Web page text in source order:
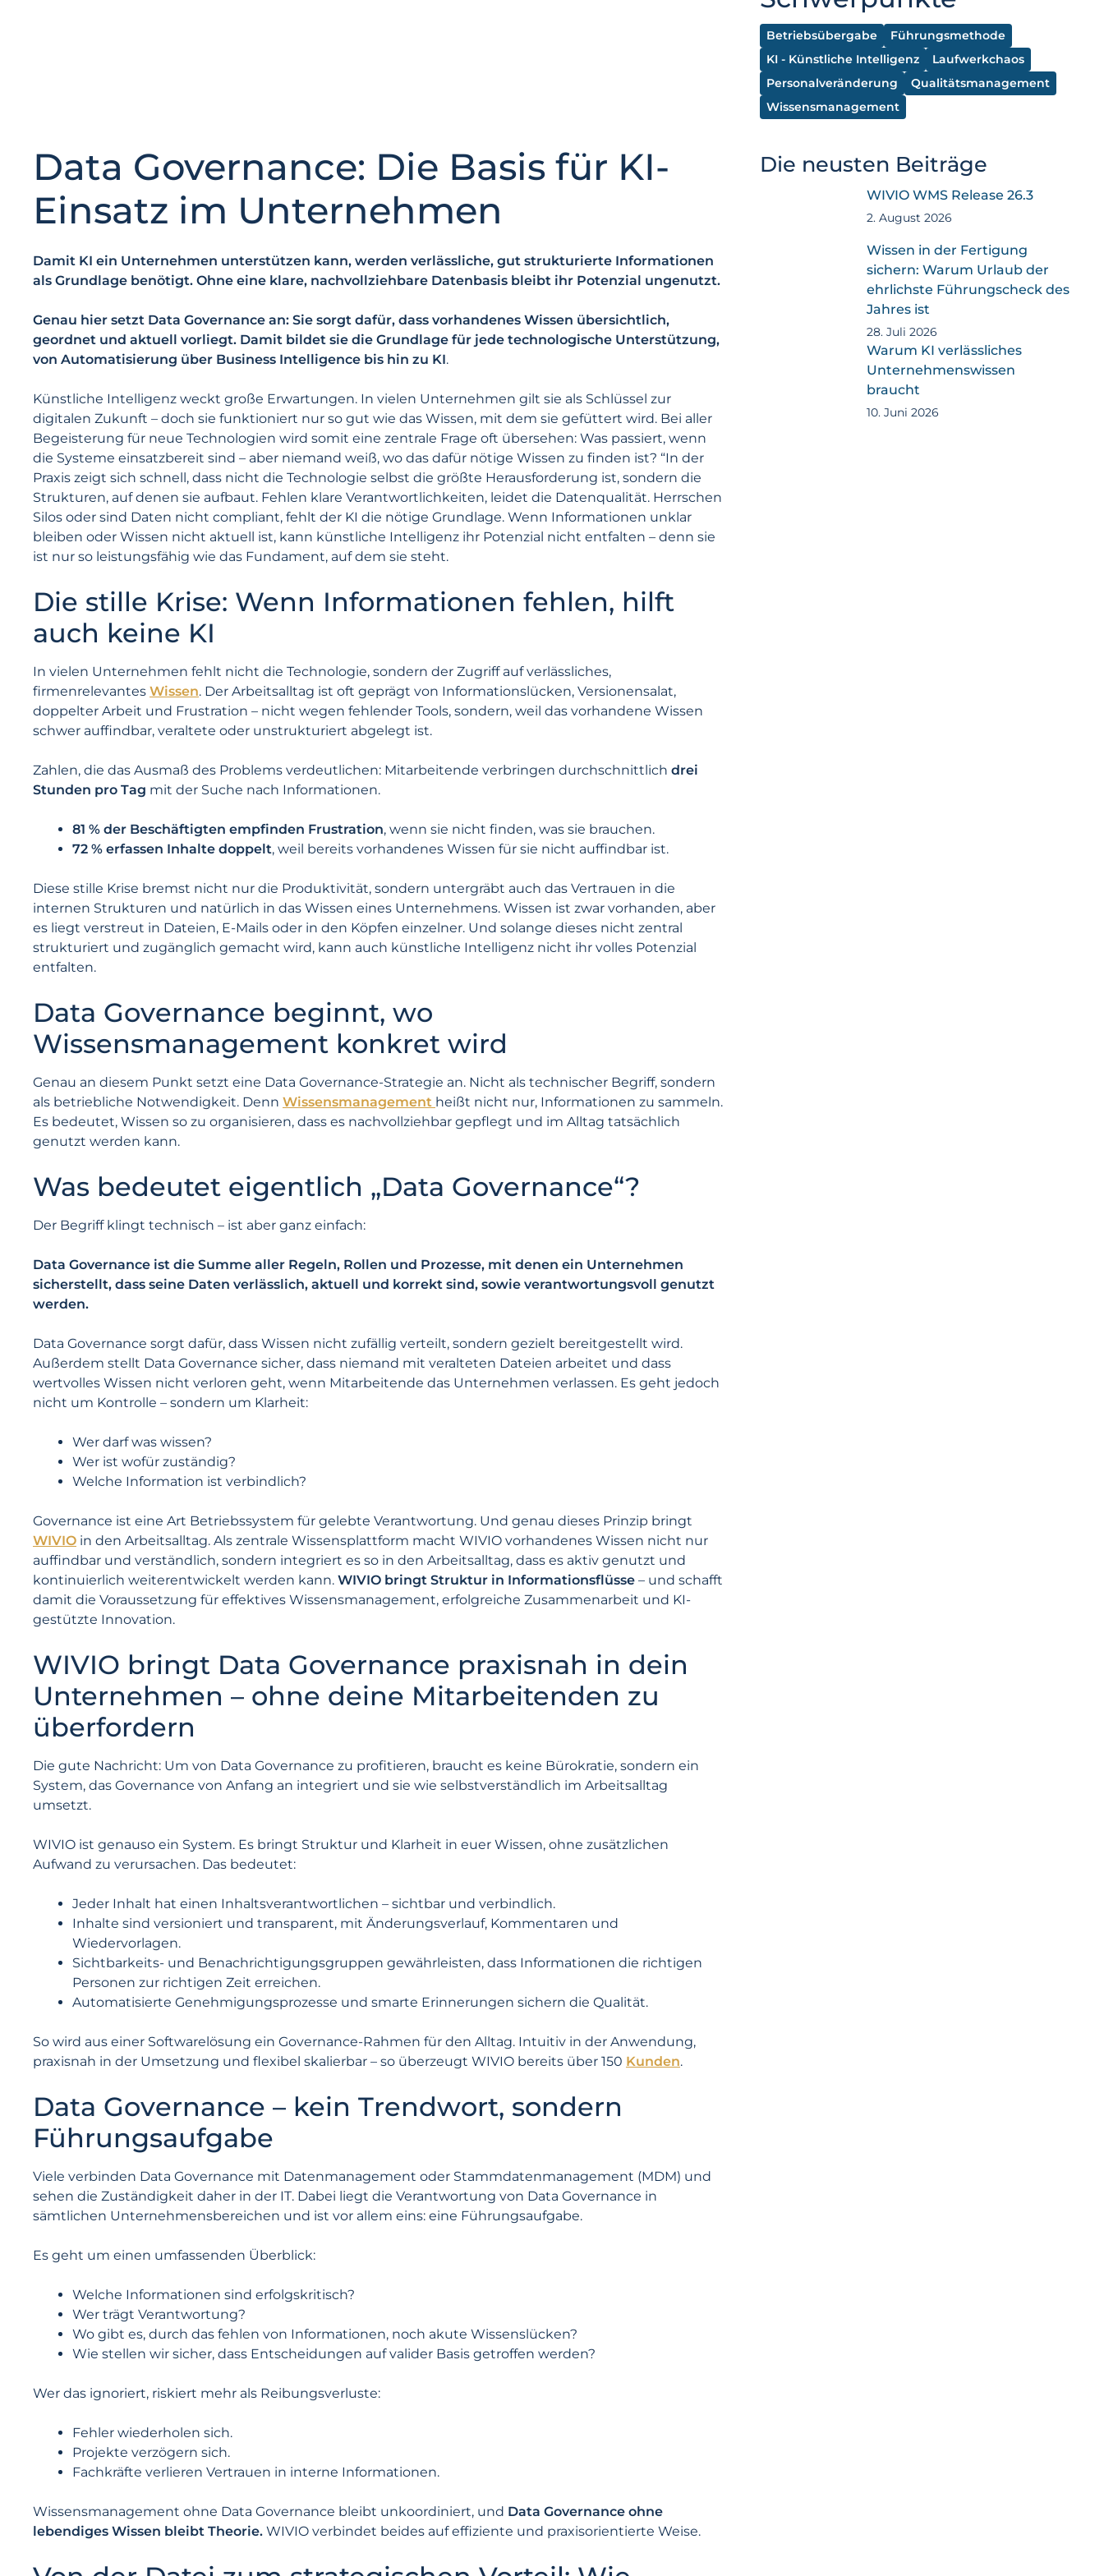
Data Governance: Die Basis für KI-
Einsatz im Unternehmen
Damit KI ein Unternehmen unterstützen kann, werden verlässliche, gut strukturierte Informationen
als Grundlage benötigt. Ohne eine klare, nachvollziehbare Datenbasis bleibt ihr Potenzial ungenutzt.
Genau hier setzt Data Governance an: Sie sorgt dafür, dass vorhandenes Wissen übersichtlich,
geordnet und aktuell vorliegt. Damit bildet sie die Grundlage für jede technologische Unterstützung,
von Automatisierung über Business Intelligence bis hin zu KI.
Künstliche Intelligenz weckt große Erwartungen. In vielen Unternehmen gilt sie als Schlüssel zur
digitalen Zukunft – doch sie funktioniert nur so gut wie das Wissen, mit dem sie gefüttert wird. Bei aller
Begeisterung für neue Technologien wird somit eine zentrale Frage oft übersehen: Was passiert, wenn
die Systeme einsatzbereit sind – aber niemand weiß, wo das dafür nötige Wissen zu finden ist? “In der
Praxis zeigt sich schnell, dass nicht die Technologie selbst die größte Herausforderung ist, sondern die
Strukturen, auf denen sie aufbaut. Fehlen klare Verantwortlichkeiten, leidet die Datenqualität. Herrschen
Silos oder sind Daten nicht compliant, fehlt der KI die nötige Grundlage. Wenn Informationen unklar
bleiben oder Wissen nicht aktuell ist, kann künstliche Intelligenz ihr Potenzial nicht entfalten – denn sie
ist nur so leistungsfähig wie das Fundament, auf dem sie steht.
Die stille Krise: Wenn Informationen fehlen, hilft
auch keine KI
In vielen Unternehmen fehlt nicht die Technologie, sondern der Zugriff auf verlässliches,
firmenrelevantes Wissen. Der Arbeitsalltag ist oft geprägt von Informationslücken, Versionensalat,
doppelter Arbeit und Frustration – nicht wegen fehlender Tools, sondern, weil das vorhandene Wissen
schwer auffindbar, veraltete oder unstrukturiert abgelegt ist.
Zahlen, die das Ausmaß des Problems verdeutlichen: Mitarbeitende verbringen durchschnittlich drei
Stunden pro Tag mit der Suche nach Informationen.
81 % der Beschäftigten empfinden Frustration, wenn sie nicht finden, was sie brauchen.
72 % erfassen Inhalte doppelt, weil bereits vorhandenes Wissen für sie nicht auffindbar ist.
Diese stille Krise bremst nicht nur die Produktivität, sondern untergräbt auch das Vertrauen in die
internen Strukturen und natürlich in das Wissen eines Unternehmens. Wissen ist zwar vorhanden, aber
es liegt verstreut in Dateien, E-Mails oder in den Köpfen einzelner. Und solange dieses nicht zentral
strukturiert und zugänglich gemacht wird, kann auch künstliche Intelligenz nicht ihr volles Potenzial
entfalten.
Data Governance beginnt, wo
Wissensmanagement konkret wird
Genau an diesem Punkt setzt eine Data Governance-Strategie an. Nicht als technischer Begriff, sondern
als betriebliche Notwendigkeit. Denn Wissensmanagement heißt nicht nur, Informationen zu sammeln.
Es bedeutet, Wissen so zu organisieren, dass es nachvollziehbar gepflegt und im Alltag tatsächlich
genutzt werden kann.
Was bedeutet eigentlich „Data Governance“?
Der Begriff klingt technisch – ist aber ganz einfach:
Data Governance ist die Summe aller Regeln, Rollen und Prozesse, mit denen ein Unternehmen
sicherstellt, dass seine Daten verlässlich, aktuell und korrekt sind, sowie verantwortungsvoll genutzt
werden.
Data Governance sorgt dafür, dass Wissen nicht zufällig verteilt, sondern gezielt bereitgestellt wird.
Außerdem stellt Data Governance sicher, dass niemand mit veralteten Dateien arbeitet und dass
wertvolles Wissen nicht verloren geht, wenn Mitarbeitende das Unternehmen verlassen. Es geht jedoch
nicht um Kontrolle – sondern um Klarheit:
Wer darf was wissen?
Wer ist wofür zuständig?
Welche Information ist verbindlich?
Governance ist eine Art Betriebssystem für gelebte Verantwortung. Und genau dieses Prinzip bringt
WIVIO in den Arbeitsalltag. Als zentrale Wissensplattform macht WIVIO vorhandenes Wissen nicht nur
auffindbar und verständlich, sondern integriert es so in den Arbeitsalltag, dass es aktiv genutzt und
kontinuierlich weiterentwickelt werden kann. WIVIO bringt Struktur in Informationsflüsse – und schafft
damit die Voraussetzung für effektives Wissensmanagement, erfolgreiche Zusammenarbeit und KI-
gestützte Innovation.
WIVIO bringt Data Governance praxisnah in dein
Unternehmen – ohne deine Mitarbeitenden zu
überfordern
Die gute Nachricht: Um von Data Governance zu profitieren, braucht es keine Bürokratie, sondern ein
System, das Governance von Anfang an integriert und sie wie selbstverständlich im Arbeitsalltag
umsetzt.
WIVIO ist genauso ein System. Es bringt Struktur und Klarheit in euer Wissen, ohne zusätzlichen
Aufwand zu verursachen. Das bedeutet:
Jeder Inhalt hat einen Inhaltsverantwortlichen – sichtbar und verbindlich.
Inhalte sind versioniert und transparent, mit Änderungsverlauf, Kommentaren und
Wiedervorlagen.
Sichtbarkeits- und Benachrichtigungsgruppen gewährleisten, dass Informationen die richtigen
Personen zur richtigen Zeit erreichen.
Automatisierte Genehmigungsprozesse und smarte Erinnerungen sichern die Qualität.
So wird aus einer Softwarelösung ein Governance-Rahmen für den Alltag. Intuitiv in der Anwendung,
praxisnah in der Umsetzung und flexibel skalierbar – so überzeugt WIVIO bereits über 150 Kunden.
Data Governance – kein Trendwort, sondern
Führungsaufgabe
Viele verbinden Data Governance mit Datenmanagement oder Stammdatenmanagement (MDM) und
sehen die Zuständigkeit daher in der IT. Dabei liegt die Verantwortung von Data Governance in
sämtlichen Unternehmensbereichen und ist vor allem eins: eine Führungsaufgabe.
Es geht um einen umfassenden Überblick:
Welche Informationen sind erfolgskritisch?
Wer trägt Verantwortung?
Wo gibt es, durch das fehlen von Informationen, noch akute Wissenslücken?
Wie stellen wir sicher, dass Entscheidungen auf valider Basis getroffen werden?
Wer das ignoriert, riskiert mehr als Reibungsverluste:
Fehler wiederholen sich.
Projekte verzögern sich.
Fachkräfte verlieren Vertrauen in interne Informationen.
Wissensmanagement ohne Data Governance bleibt unkoordiniert, und Data Governance ohne
lebendiges Wissen bleibt Theorie. WIVIO verbindet beides auf effiziente und praxisorientierte Weise.
Betriebsübergabe
Führungsmethode
KI - Künstliche Intelligenz
Laufwerkchaos
Personalveränderung
Qualitätsmanagement
Wissensmanagement
Die neusten Beiträge
WIVIO WMS Release 26.3
2. August 2026
Wissen in der Fertigung
sichern: Warum Urlaub der
ehrlichste Führungscheck des
Jahres ist
28. Juli 2026
Warum KI verlässliches
Unternehmenswissen
braucht
10. Juni 2026